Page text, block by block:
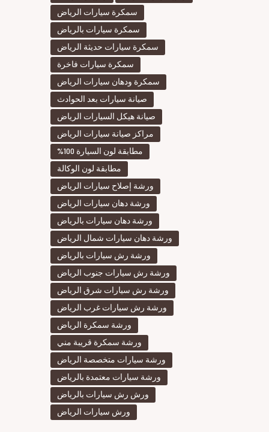
سمكرة سيارات الرياض
سمكرة سيارات بالرياض
سمكرة سيارات حديثة الرياض
سمكرة سيارات فاخرة
سمكرة ودهان سيارات الرياض
صيانة سيارات بعد الحوادث
صيانة هيكل السيارات الرياض
مراكز صيانة سيارات الرياض
مطابقة لون السيارة 100%
مطابقة لون الوكالة
ورشة إصلاح سيارات الرياض
ورشة دهان سيارات الرياض
ورشة دهان سيارات بالرياض
ورشة دهان سيارات شمال الرياض
ورشة رش سيارات بالرياض
ورشة رش سيارات جنوب الرياض
ورشة رش سيارات شرق الرياض
ورشة رش سيارات غرب الرياض
ورشة سمكرة الرياض
ورشة سمكرة قريبة مني
ورشة سيارات متخصصة الرياض
ورشة سيارات معتمدة بالرياض
ورش رش سيارات بالرياض
ورش سيارات الرياض